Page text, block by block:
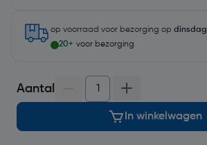
op voorraad voor bezorging op dinsdag
20+ voor bezorging
Aantal
In winkelwagen